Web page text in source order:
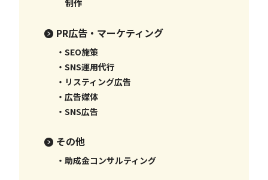
制作
PR広告・マーケティング
・SEO施策
・SNS運用代行
・リスティング広告
・広告媒体
・SNS広告
その他
・助成金コンサルティング